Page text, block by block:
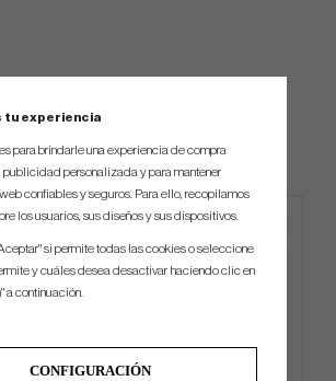
tu experiencia
para brindarle una experiencia de compra
publicidad personalizada y para mantener
confiables y seguros. Para ello, recopilamos
los usuarios, sus diseños y sus dispositivos.
si permite todas las cookies o seleccione
y cuáles desea desactivar haciendo clic en
a continuación.
CONFIGURACIÓN